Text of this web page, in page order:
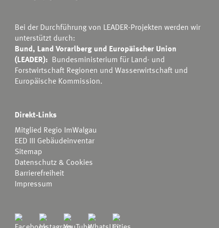
Bei der Durchführung von LEADER-Projekten werden wir
unterstützt durch:
Bund, Land Vorarlberg und Europäischer Union
(LEADER): Bundesministerium für Land- und
Forstwirtschaft Regionen und Wasserwirtschaft und
Europäische Kommission.
Direkt-Links
Mitglied Regio ImWalgau
EED III Gebäudeinventar
Sitemap
Datenschutz & Cookies
Barrierefreiheit
Impressum